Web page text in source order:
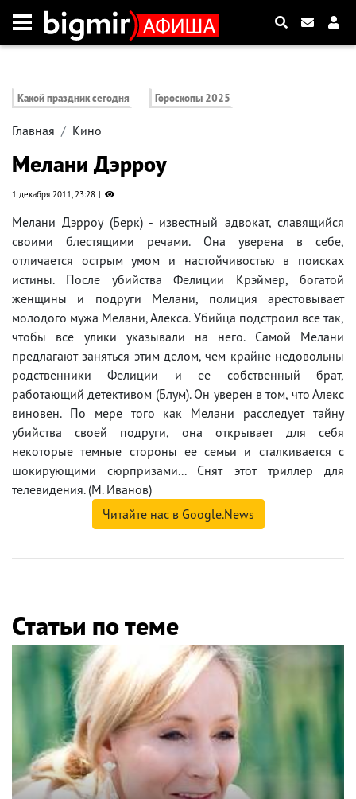
Какой праздник сегодня Гороскопы 2025
Главная Кино
Мелани Дэрроу
1 декабря 2011, 23:28
Мелани Дэрроу (Берк) - известный адвокат, славящийся
своими блестящими речами. Она уверена в себе,
отличается острым умом и настойчивостью в поисках
истины. После убийства Фелиции Крэймер, богатой
женщины и подруги Мелани, полиция арестовывает
молодого мужа Мелани, Алекса. Убийца подстроил все так,
чтобы все улики указывали на него. Самой Мелани
предлагают заняться этим делом, чем крайне недовольны
родственники Фелиции и ее собственный брат,
работающий детективом (Блум). Он уверен в том, что Алекс
виновен. По мере того как Мелани расследует тайну
убийства своей подруги, она открывает для себя
некоторые темные стороны ее семьи и сталкивается с
шокирующими сюрпризами... Снят этот триллер для
телевидения. (М. Иванов)
Читайте нас в Google.News
Статьи по теме